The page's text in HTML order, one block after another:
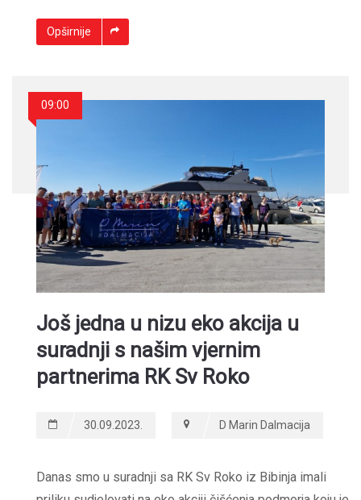
Opširnije
09:00
Još jedna u nizu eko akcija u
suradnji s našim vjernim
partnerima RK Sv Roko
30.09.2023. D Marin Dalmacija
Danas smo u suradnji sa RK Sv Roko iz Bibinja imali